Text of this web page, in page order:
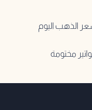
الذهب اليوم
مختومة